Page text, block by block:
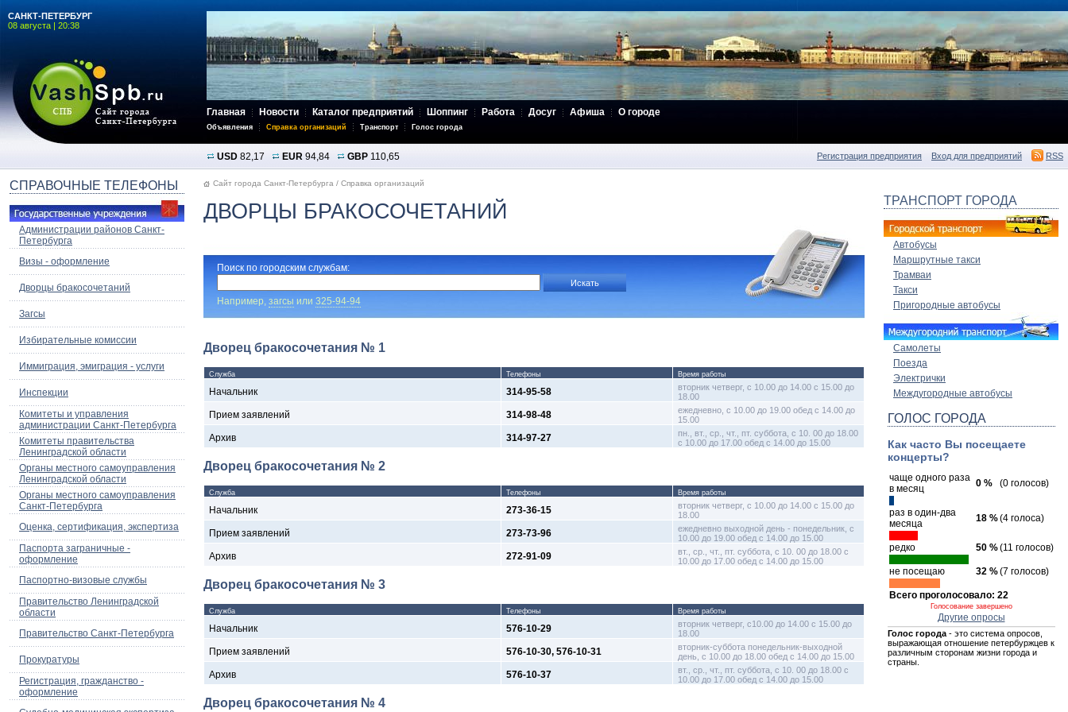
САНКТ-ПЕТЕРБУРГ
08 августа | 20:38
Главная Новости Каталог предприятий Шоппинг Работа Досуг Афиша О городе
Объявления Справка организаций Транспорт Голос города
USD 82,17 EUR 94,84 GBP 110,65 Регистрация предприятия Вход для предприятий RSS
СПРАВОЧНЫЕ ТЕЛЕФОНЫ
Администрации районов Санкт-
Петербурга
Визы - оформление
Дворцы бракосочетаний
Загсы
Избирательные комиссии
Иммиграция, эмиграция - услуги
Инспекции
Комитеты и управления
администрации Санкт-Петербурга
Комитеты правительства
Ленинградской области
Органы местного самоуправления
Ленинградской области
Органы местного самоуправления
Санкт-Петербурга
Оценка, сертификация, экспертиза
Паспорта заграничные -
оформление
Паспортно-визовые службы
Правительство Ленинградской
области
Правительство Санкт-Петербурга
Прокуратуры
Регистрация, гражданство -
оформление
Сайт города Санкт-Петербурга / Справка организаций
ДВОРЦЫ БРАКОСОЧЕТАНИЙ
Поиск по городским службам:
Например, загсы или 325-94-94
Дворец бракосочетания № 1
Служба Телефоны Время работы
Начальник 314-95-58
вторник четверг, с 10.00 до 14.00 с 15.00 до
18.00
Прием заявлений 314-98-48
ежедневно, с 10.00 до 19.00 обед с 14.00 до
15.00
Архив 314-97-27
пн., вт., ср., чт., пт. суббота, с 10. 00 до 18.00
с 10.00 до 17.00 обед с 14.00 до 15.00
Дворец бракосочетания № 2
Служба Телефоны Время работы
Начальник 273-36-15
вторник четверг, с 10.00 до 14.00 с 15.00 до
18.00
Прием заявлений 273-73-96
ежедневно выходной день - понедельник, с
10.00 до 19.00 обед с 14.00 до 15.00
Архив 272-91-09
вт., ср., чт., пт. суббота, с 10. 00 до 18.00 с
10.00 до 17.00 обед с 14.00 до 15.00
Дворец бракосочетания № 3
Служба Телефоны Время работы
Начальник 576-10-29
вторник четверг, с10.00 до 14.00 с 15.00 до
18.00
Прием заявлений 576-10-30, 576-10-31
вторник-суббота понедельник-выходной
день, с 10.00 до 18.00 обед с 14.00 до 15.00
Архив 576-10-37
вт., ср., чт., пт. суббота, с 10. 00 до 18.00 с
10.00 до 17.00 обед с 14.00 до 15.00
Дворец бракосочетания № 4
ТРАНСПОРТ ГОРОДА
Автобусы
Маршрутные такси
Трамваи
Такси
Пригородные автобусы
Самолеты
Поезда
Электрички
Междугородные автобусы
ГОЛОС ГОРОДА
Как часто Вы посещаете
концерты?
чаще одного раза
в месяц
0 % (0 голосов)
раз в один-два
месяца
18 %(4 голоса)
редко 50 %(11 голосов)
не посещаю 32 %(7 голосов)
Всего проголосовало: 22
Голосование завершено
Другие опросы
Голос города- это система опросов,
выражающая отношение петербуржцев к
различным сторонам жизни города и
страны.